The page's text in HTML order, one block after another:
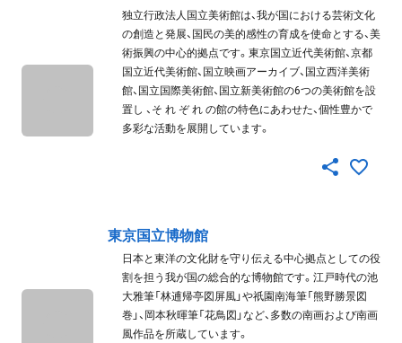
独立行政法人国立美術館は、我が国における芸術文化
の創造と発展、国民の美的感性の育成を使命とする、美
術振興の中心的拠点です。東京国立近代美術館、京都
国立近代美術館、国立映画アーカイブ、国立西洋美術
館、国立国際美術館、国立新美術館の6つの美術館を設
置し 、そ れ ぞ れ の館の特色にあわせた、個性豊かで
多彩な活動を展開しています。
東京国立博物館
日本と東洋の文化財を守り伝える中心拠点としての役
割を担う我が国の総合的な博物館です。江戸時代の池
大雅筆「林逋帰亭図屏風」や祇園南海筆「熊野勝景図
巻」、岡本秋暉筆「花鳥図」など、多数の南画および南画
風作品を所蔵しています。